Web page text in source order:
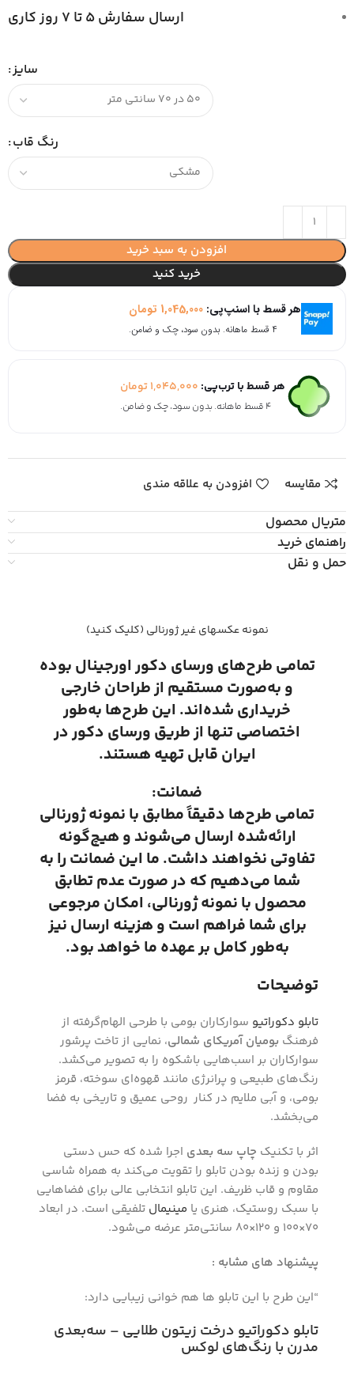
ارسال سفارش 5 تا 7 روز کاری
سایز
رنگ قاب
افزودن به سبد خرید
خرید کنید
هر قسط با اسنپ‌پی:1,045,000 تومان
۴ قسط ماهانه. بدون سود، چک و ضامن.
هر قسط با ترب‌پی: 1,045,000تومان
۴ قسط ماهانه. بدون سود، چک و ضامن.
مقایسه افزودن به علاقه مندی
متریال محصول
راهنمای خرید
حمل و نقل
نمونه عکسهای غیر ژورنالی (کلیک کنید)
تمامی طرح‌های ورسای دکور اورجینال بوده
و به‌صورت مستقیم از طراحان خارجی
خریداری شده‌اند. این طرح‌ها به‌طور
اختصاصی تنها از طریق ورسای دکور در
ایران قابل تهیه هستند.
ضمانت:
تمامی طرح‌ها دقیقاً مطابق با نمونه ژورنالی
ارائه‌شده ارسال می‌شوند و هیچ‌گونه
تفاوتی نخواهند داشت. ما این ضمانت را به
شما می‌دهیم که در صورت عدم تطابق
محصول با نمونه ژورنالی، امکان مرجوعی
برای شما فراهم است و هزینه ارسال نیز
به‌طور کامل بر عهده ما خواهد بود.
توضیحات
تابلو دکوراتیو سوارکاران بومی با طرحی الهام‌گرفته از
فرهنگ بومیان آمریکای شمالی، نمایی از تاخت پرشور
سوارکاران بر اسب‌هایی باشکوه را به تصویر می‌کشد.
رنگ‌های طبیعی و پرانرژی مانند قهوه‌ای سوخته، قرمز
بومی، و آبی ملایم در کنار روحی عمیق و تاریخی به فضا
می‌بخشد.
اثر با تکنیک چاپ سه بعدی اجرا شده که حس دستی
بودن و زنده بودن تابلو را تقویت می‌کند به همراه شاسی
مقاوم و قاب ظریف. این تابلو انتخابی عالی برای فضاهایی
با سبک روستیک، هنری یا مینیمال تلفیقی است. در ابعاد
۷۰×۱۰۰ و ۱۲۰×۸۰ سانتی‌متر عرضه می‌شود.
پیشنهاد های مشابه :
“این طرح با این تابلو ها هم خوانی زیبایی دارد:
تابلو دکوراتیو درخت زیتون طلایی – سه‌بعدی
مدرن با رنگ‌های لوکس